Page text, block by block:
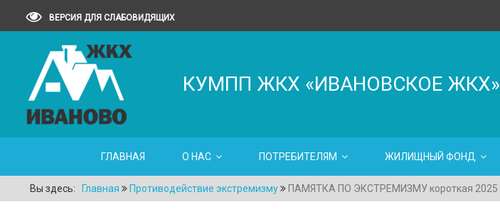
ВЕРСИЯ ДЛЯ СЛАБОВИДЯЩИХ
КУМПП ЖКХ «ИВАНОВСКОЕ ЖКХ»
ГЛАВНАЯ О НАС ПОТРЕБИТЕЛЯМ ЖИЛИЩНЫЙ ФОНД
Вы здесь: Главная Противодействие экстремизму ПАМЯТКА ПО ЭКСТРЕМИЗМУ короткая 2025